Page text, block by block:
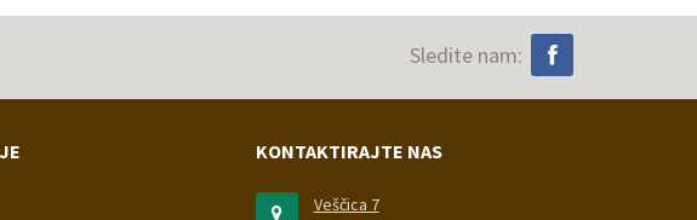
Sledite nam:
KONTAKTIRAJTE NAS
Veščica 7